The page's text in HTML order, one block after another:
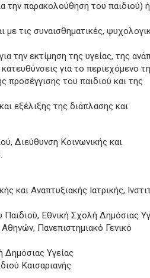
την παρακολούθηση του παιδιού)
με τις συναισθηματικές,
την εκτίμηση της υγείας, της
για το περιεχόμενο
προσέγγισης του παιδιού και της
εξέλιξης της διάπλασης και
Διεύθυνση Κοινωνικής και
και Αναπτυξιακής Ιατρικής,
Εθνική Σχολή Δημόσιας
Πανεπιστημιακό Γενικό
Δημόσιας Υγείας
Καισαριανής